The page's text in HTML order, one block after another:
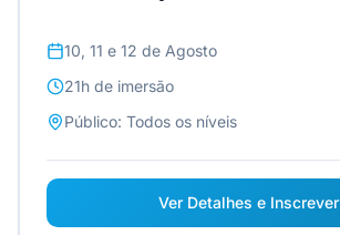
10, 11 e 12 de Agosto
21h de imersão
Público: Todos os níveis
Ver Detalhes e Inscrever